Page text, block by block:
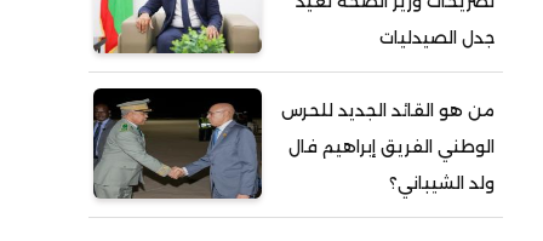
أحمد ولد آبه
أحمد ولد الديه
أحمد ولد السالك
جدل الصيدليات
من هو القائد الجديد للحرس
الوطني الفريق إبراهيم فال
ولد الشيباني؟